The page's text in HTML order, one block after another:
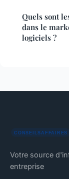
Quels sont
dans le
logiciels ?
Votre source
entreprise